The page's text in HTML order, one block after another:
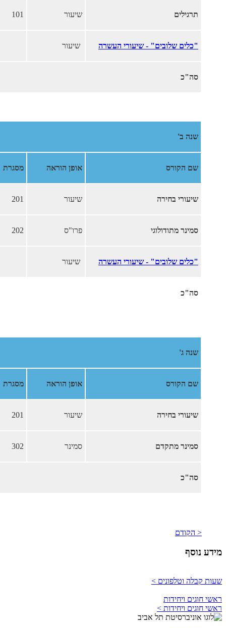
תרגילים שיעור 101
"כלים שלובים" - שיעורי העשרה שיעור
סה"כ
שנה ב'
שם הקורס אופן הוראה מסגרת
שיעורי בחירה שיעור 201
סמינר מתודולוגי פרו"ס 202
"כלים שלובים" - שיעורי העשרה שיעור
סה"כ
שנה ג'
שם הקורס אופן הוראה מסגרת
שיעורי בחירה שיעור 201
סמינר מתקדם סמינר 302
סה"כ
< הקודם
מידע נוסף
שעות קבלה וטלפונים >
ראשי חוגים ויחידות
ראשי חוגים ויחידות >